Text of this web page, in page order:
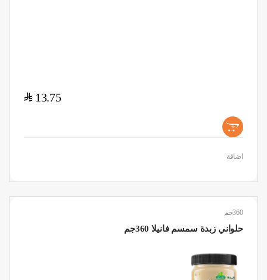
13.75
$
+
اضافة
360جم
حلواني زبدة سمسم فانيلا 360جم